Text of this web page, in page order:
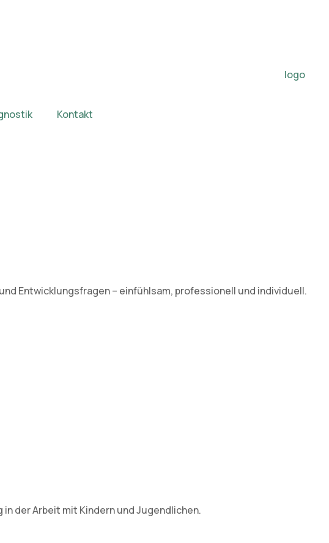
Kontakt
Entwicklungsfragen – einfühlsam, professionell und individuell.
der Arbeit mit Kindern und Jugendlichen.